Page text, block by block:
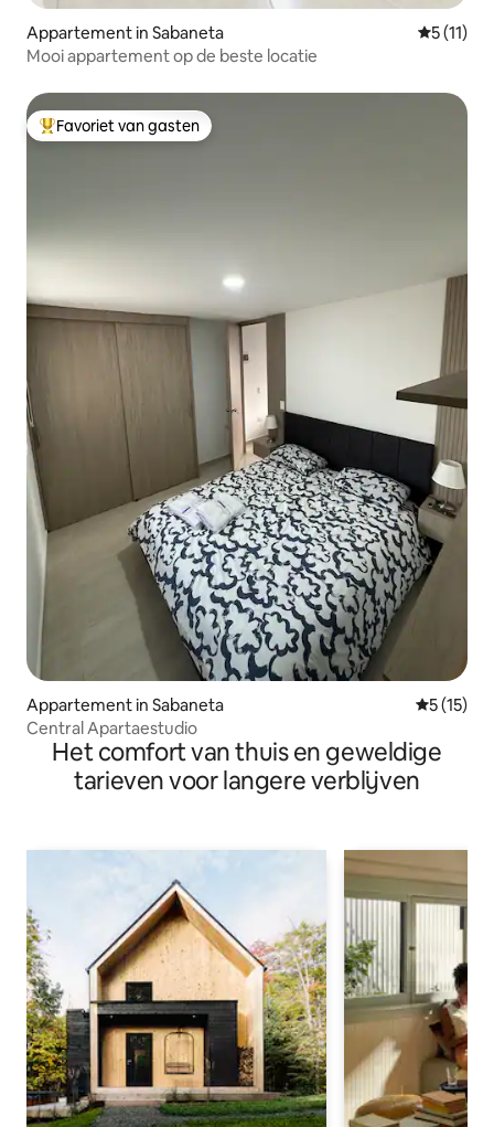
Appartement in Sabaneta
5 (11)
Mooi appartement op de beste locatie
Topfavoriet van gasten
Favoriet van gasten
Appartement in Sabaneta
5 (15)
Central Apartaestudio
Het comfort van thuis en geweldige
tarieven voor langere verblijven